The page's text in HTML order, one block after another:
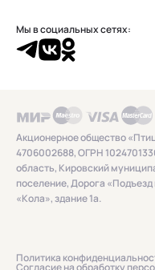
Мы в социальных сетях:
Политика
Акционерное общество
4706002688, ОГРН
область, Кировский
поселение, Дорога
«Кола», здание 1а.